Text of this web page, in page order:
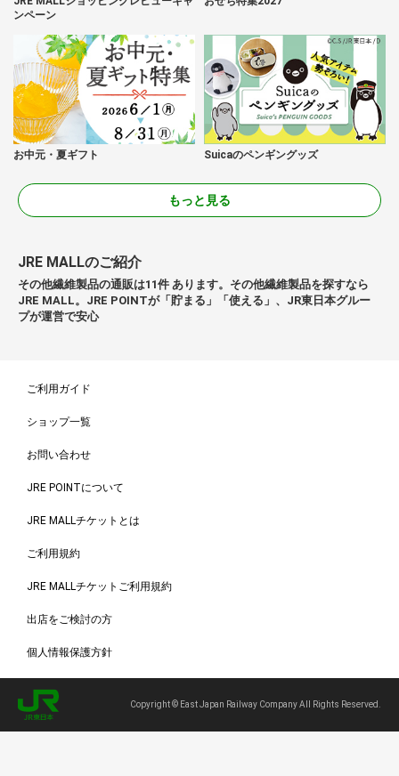
ンペーン
お中元・夏ギフト Suicaのペンギングッズ
もっと見る
JRE MALLのご紹介
その他繊維製品の通販は11件 あります。その他繊維製品を探すなら
JRE MALL。JRE POINTが「貯まる」「使える」、JR東日本グルー
プが運営で安心
ご利用ガイド
ショップ一覧
お問い合わせ
JRE POINTについて
JRE MALLチケットとは
ご利用規約
JRE MALLチケットご利用規約
出店をご検討の方
個人情報保護方針
Copyright © East Japan Railway Company All Rights Reserved.